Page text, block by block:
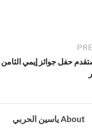
حفل جوائز إيمي الثامن
About ياسين الحربي